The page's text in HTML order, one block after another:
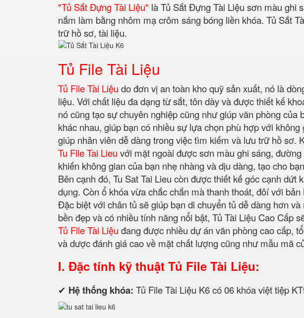
"Tủ Sắt Đựng Tài Liệu" là Tủ Sắt Đựng Tài Liệu sơn màu ghi
nắm làm bằng nhôm mạ crôm sáng bóng liền khóa. Tủ Sắt
trữ hồ sơ, tài liệu.
Tủ File Tài Liệu
Tủ File Tài Liệu do đơn vị an toàn kho quỹ sản xuất, nó là
liệu. Với chất liệu đa dạng từ sắt, tôn dày và được thiết kế
nó cũng tạo sự chuyên nghiệp cũng như giúp văn phòng
khác nhau, giúp bạn có nhiều sự lựa chọn phù hợp với
giúp nhân viên dễ dàng trong việc tìm kiếm và lưu trữ hồ sơ.
Tu File Tai Lieu với mặt ngoài được sơn màu ghi sáng,
khiến không gian của bạn nhẹ nhàng và dịu dàng, tạo cho
Bên cạnh đó, Tu Sat Tai Lieu còn được thiết kế góc cạnh
dụng. Còn ổ khóa vừa chắc chắn mà thanh thoát, đôí với
Đặc biệt với chân tủ sẽ giúp bạn di chuyển tủ dễ dàng hơn
bền đẹp và có nhiều tính năng nổi bật, Tủ Tài Liệu Cao Cấp
Tủ File Tài Liệu đang được nhiều dự án văn phòng cao cấp,
và dược đánh giá cao về mặt chất lượng cũng như mẫu mã
I. Đặc tính kỹ thuật Tủ File Tài Liệu:
✔ Hệ thống khóa: Tủ File Tài Liệu K6 có 06 khóa việt tiệp